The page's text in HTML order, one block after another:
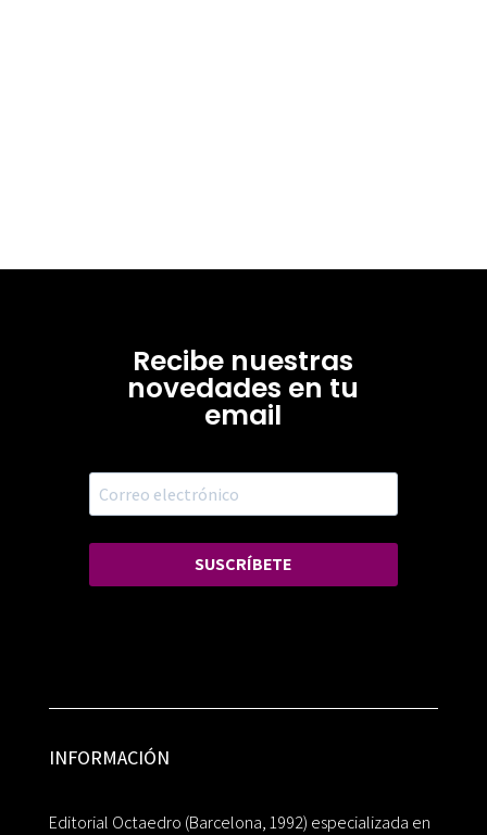
Recibe nuestras
novedades en tu
email
SUSCRÍBETE
INFORMACIÓN
Editorial Octaedro (Barcelona, 1992) especializada en